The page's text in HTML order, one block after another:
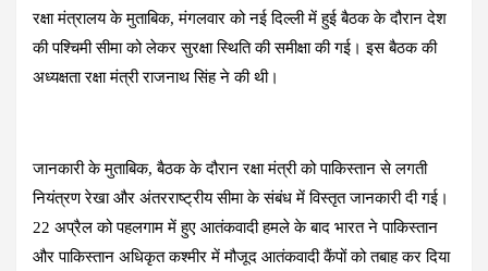
रक्षा मंत्रालय के मुताबिक, मंगलवार को नई दिल्ली में हुई बैठक के दौरान देश
की पश्चिमी सीमा को लेकर सुरक्षा स्थिति की समीक्षा की गई। इस बैठक की
अध्यक्षता रक्षा मंत्री राजनाथ सिंह ने की थी।
जानकारी के मुताबिक, बैठक के दौरान रक्षा मंत्री को पाकिस्तान से लगती
नियंत्रण रेखा और अंतरराष्ट्रीय सीमा के संबंध में विस्तृत जानकारी दी गई।
22 अप्रैल को पहलगाम में हुए आतंकवादी हमले के बाद भारत ने पाकिस्तान
और पाकिस्तान अधिकृत कश्मीर में मौजूद आतंकवादी कैंपों को तबाह कर दिया